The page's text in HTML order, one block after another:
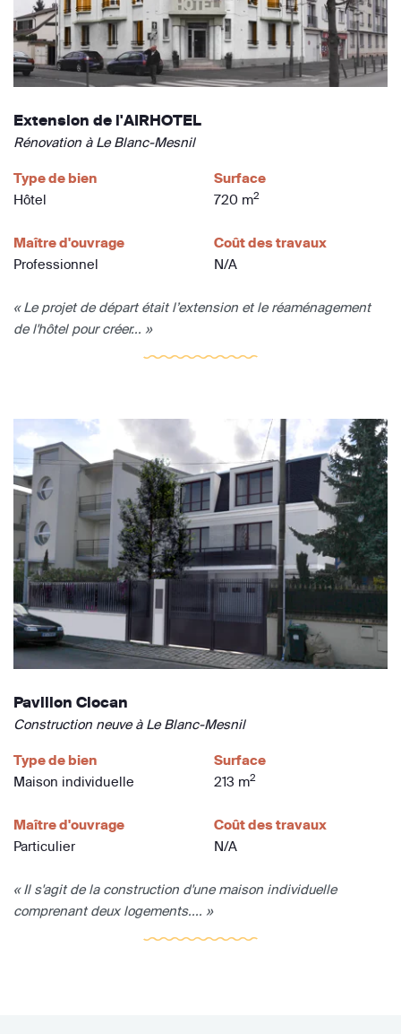
Extension de l'AIRHOTEL
Rénovation à Le Blanc-Mesnil
Type de bien
Hôtel
Surface
720 m2
Maître d'ouvrage
Professionnel
Coût des travaux
N/A
« Le projet de départ était l’extension et le réaménagement
de l'hôtel pour créer... »
Pavillon Ciocan
Construction neuve à Le Blanc-Mesnil
Type de bien
Maison individuelle
Surface
213 m2
Maître d'ouvrage
Particulier
Coût des travaux
N/A
« Il s'agit de la construction d'une maison individuelle
comprenant deux logements.... »